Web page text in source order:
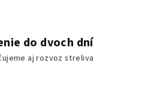
do dvoch dní
aj rozvoz streliva